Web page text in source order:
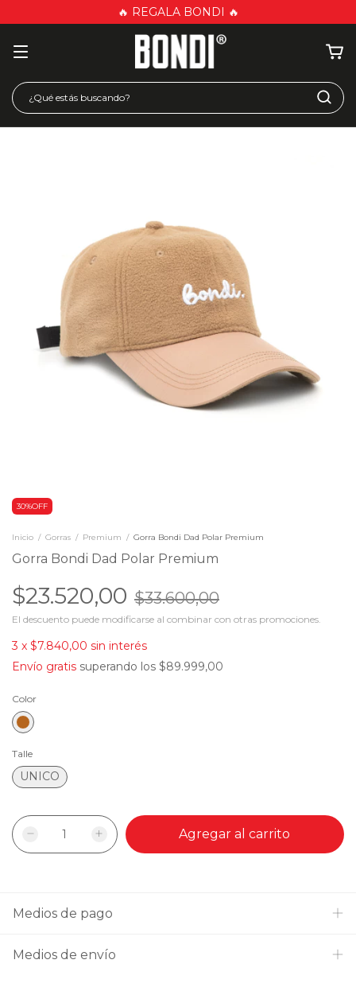
🔥 REGALA BONDI 🔥
30%OFF
Inicio / Gorras / Premium / Gorra Bondi Dad Polar Premium
Gorra Bondi Dad Polar Premium
$23.520,00 $33.600,00
El descuento puede modificarse al combinar con otras promociones.
3 x $7.840,00 sin interés
Envío gratis superando los $89.999,00
Color
Talle
UNICO
Medios de pago
Medios de envío